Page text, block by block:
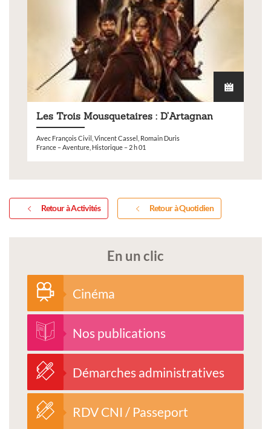
Les Trois Mousquetaires : D’Artagnan
Avec François Civil, Vincent Cassel, Romain Duris
France – Aventure, Historique – 2 h 01
Retour à Activités Retour à Quotidien
En un clic
Cinéma
Nos publications
Démarches administratives
RDV CNI / Passeport